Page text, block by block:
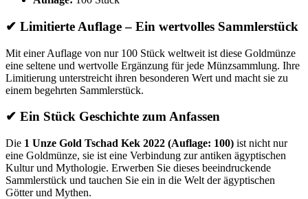
✔ Limitierte Auflage – Ein wertvolles Sammlerstück
Mit einer Auflage von nur 100 Stück weltweit ist diese Goldmünze
eine seltene und wertvolle Ergänzung für jede Münzsammlung. Ihre
Limitierung unterstreicht ihren besonderen Wert und macht sie zu
einem begehrten Sammlerstück.
✔ Ein Stück Geschichte zum Anfassen
Die 1 Unze Gold Tschad Kek 2022 (Auflage: 100) ist nicht nur
eine Goldmünze, sie ist eine Verbindung zur antiken ägyptischen
Kultur und Mythologie. Erwerben Sie dieses beeindruckende
Sammlerstück und tauchen Sie ein in die Welt der ägyptischen
Götter und Mythen.